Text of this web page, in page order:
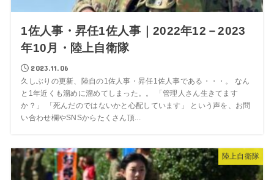
1佐人事・昇任1佐人事｜2022年12－2023
年10月・陸上自衛隊
2023.11.06
久しぶりの更新、陸自の1佐人事・昇任1佐人事である・・・。 なん
と1年近くも溜めに溜めてしまった。。 「管理人さん生きてます
か？」 「死んだのではないかと心配しています」 という声を、お問
い合わせ欄やSNSからたくさん頂...
陸上自衛隊